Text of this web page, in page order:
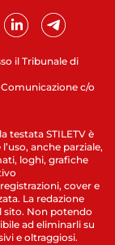
il Tribunale di
c/o
testata STILETV è
anche parziale,
loghi, grafiche
cover e
La redazione
sito. Non potendo
ad eliminarli su
e oltraggiosi.